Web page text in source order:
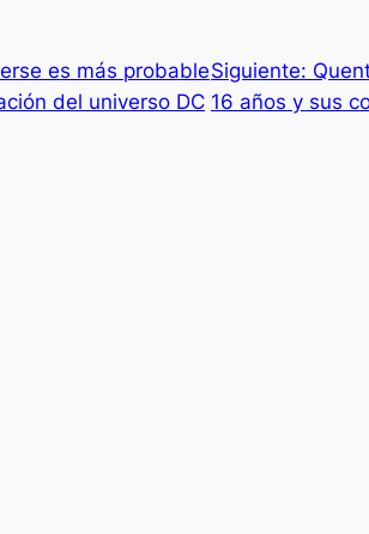
es más probable
del universo DC
Siguiente:
16 años y sus